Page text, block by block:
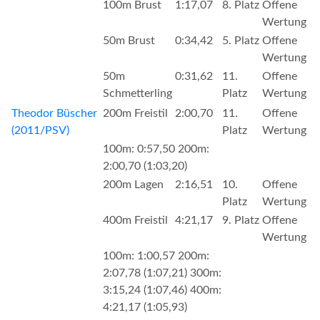
100m Brust
1:17,07 8. Platz Offene
Wertung
50m Brust
0:34,42 5. Platz Offene
Wertung
50m
Schmetterling
0:31,62
11.
Platz
Offene
Wertung
Theodor Büscher
(2011/PSV)
200m Freistil 2:00,70
11.
Platz
Offene
Wertung
100m: 0:57,50 200m:
2:00,70 (1:03,20)
200m Lagen
2:16,51
10.
Platz
Offene
Wertung
400m Freistil
4:21,17 9. Platz Offene
Wertung
100m: 1:00,57 200m:
2:07,78 (1:07,21) 300m:
3:15,24 (1:07,46) 400m:
4:21,17 (1:05,93)